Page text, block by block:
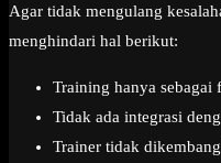
Agar tidak mengulang
menghindari hal berikut:
Training hanya sebagai
Tidak ada integrasi
Trainer tidak